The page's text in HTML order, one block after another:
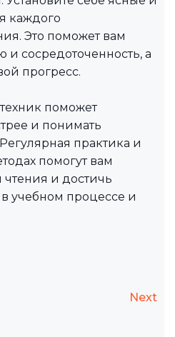
каждого
Это поможет вам
и сосредоточенность, а
прогресс.
поможет
и понимать
практика и
помогут вам
чтения и достичь
в учебном процессе и
Next